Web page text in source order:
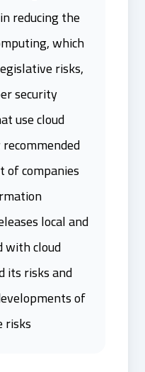
reducing the
which
risks,
security
use cloud
companies
local and
cloud
its risks and
of
risks